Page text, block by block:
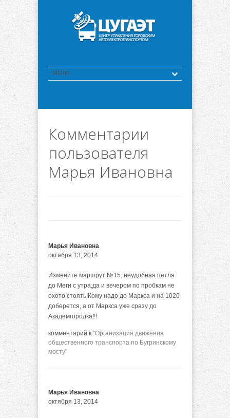
Комментарии
пользователя
Марья Ивановна
Марья Ивановна
октября 13, 2014
Измените маршрут №15, неудобная петля
до Меги с утра,да и вечером по пробкам не
охото стоять!Кому надо до Маркса и на 1020
доберется, а от Маркса уже сразу до
Академгородка!!!
комментарий к "Организация движения
общественного транспорта по Бугринскому
мосту"
Марья Ивановна
октября 13, 2014